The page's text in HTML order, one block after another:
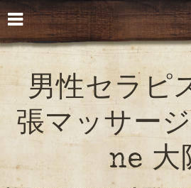
男性セラピ
張マッサー
ne 大